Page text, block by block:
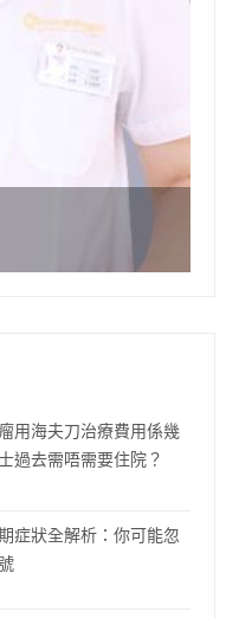
用海夫刀治療費用係幾
過去需唔需要住院？
症狀全解析：你可能忽